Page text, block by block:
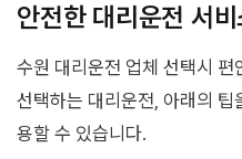
안전한 대리운전 서
수원 대리운전 업체 선택시
선택하는 대리운전, 아래의 팁
용할 수 있습니다.